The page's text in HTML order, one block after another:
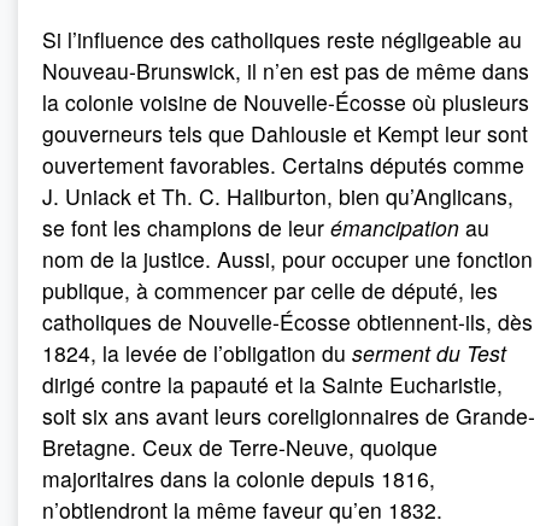
Si l’influence des catholiques reste négligeable au
Nouveau-Brunswick, il n’en est pas de même dans
la colonie voisine de Nouvelle-Écosse où plusieurs
gouverneurs tels que Dahlousie et Kempt leur sont
ouvertement favorables. Certains députés comme
J. Uniack et Th. C. Haliburton, bien qu’Anglicans,
se font les champions de leur émancipation au
nom de la justice. Aussi, pour occuper une fonction
publique, à commencer par celle de député, les
catholiques de Nouvelle-Écosse obtiennent-ils, dès
1824, la levée de l’obligation du serment du Test
dirigé contre la papauté et la Sainte Eucharistie,
soit six ans avant leurs coreligionnaires de Grande-
Bretagne. Ceux de Terre-Neuve, quoique
majoritaires dans la colonie depuis 1816,
n’obtiendront la même faveur qu’en 1832.